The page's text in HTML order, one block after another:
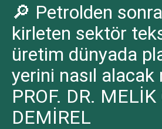
🔎 Petrolden
kirleten sektör
üretim dünyada
yerini nasıl alacak
PROF. DR. MELİK
DEMİREL